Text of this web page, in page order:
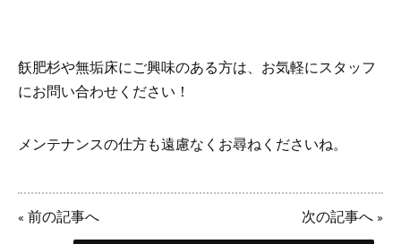
飫肥杉や無垢床にご興味のある方は、お気軽にスタッフ
にお問い合わせください！
メンテナンスの仕方も遠慮なくお尋ねくださいね。
« 前の記事へ 次の記事へ »